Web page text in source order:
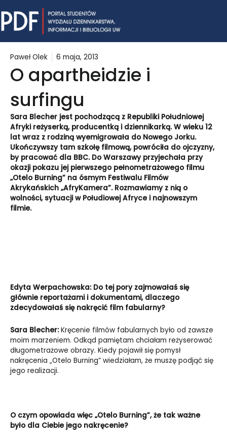
to
content
Paweł Olek 6 maja, 2013
O apartheidzie i
surfingu
Sara Blecher jest pochodzącą z Republiki Południowej
Afryki reżyserką, producentką i dziennikarką. W wieku 12
lat wraz z rodziną wyemigrowała do Nowego Jorku.
Ukończywszy tam szkołę filmową, powróciła do ojczyzny,
by pracować dla BBC. Do Warszawy przyjechała przy
okazji pokazu jej pierwszego pełnometrażowego filmu
„Otelo Burning” na ósmym Festiwalu Filmów
Akrykańskich „AfryKamera”. Rozmawiamy z nią o
wolności, sytuacji w Połudiowej Afryce i najnowszym
filmie.
Edyta Werpachowska: Do tej pory zajmowałaś się
głównie reportażami i dokumentami, dlaczego
zdecydowałaś się nakręcić film fabularny?
Sara Blecher:Kręcenie filmów fabularnych było od zawsze
moim marzeniem. Odkąd pamiętam chciałam reżyserować
długometrażowe obrazy. Kiedy pojawił się pomysł
nakręcenia „Otelo Burning” wiedziałam, że muszę podjąć się
jego realizacji.
O czym opowiada więc „Otelo Burning”, że tak ważne
było dla Ciebie jego nakręcenie?